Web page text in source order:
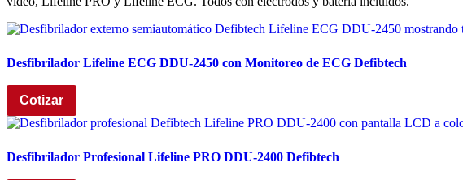
Desfibrilador Lifeline ECG DDU-2450 con Monitoreo de ECG Defibtech
Cotizar
Desfibrilador Profesional Lifeline PRO DDU-2400 Defibtech